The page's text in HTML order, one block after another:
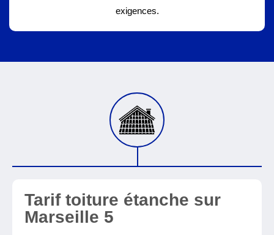
exigences.
Tarif toiture étanche sur
Marseille 5